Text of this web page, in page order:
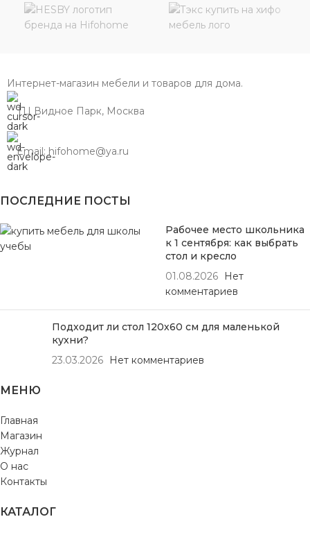
Интернет-магазин мебели и товаров для дома.
ТЦ Видное Парк, Москва
Email: hifohome@ya.ru
ПОСЛЕДНИЕ ПОСТЫ
Рабочее место школьника
к 1 сентября: как выбрать
стол и кресло
01.08.2026
Нет
комментариев
Подходит ли стол 120х60 см для маленькой
кухни?
23.03.2026
Нет комментариев
МЕНЮ
Главная
Магазин
Журнал
О нас
Контакты
КАТАЛОГ